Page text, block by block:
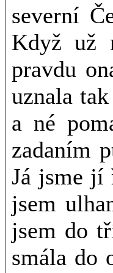
severní
Když už
pravdu
uznala
a né
zadaním
Já jsme jí
jsem
jsem do
smála do